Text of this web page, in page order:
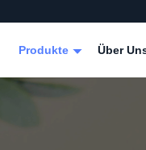
Produkte Über